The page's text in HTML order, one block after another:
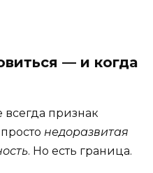
— и когда
признак
недоразвитая
. Но есть граница.